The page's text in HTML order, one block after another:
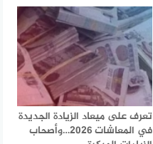
تعرف على ميعاد الزيادة الجديدة
في المعاشات 2026…وأصحاب